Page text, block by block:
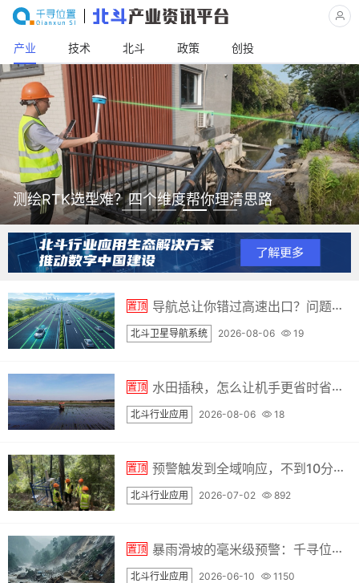
产业 技术 北斗 政策 创投
测绘RTK选型难？四个维度帮你理清思路
置顶 导航总让你错过高速出口？问题可能出在定位精度上
北斗卫星导航系统 2026-08-06 19
置顶 水田插秧，怎么让机手更省时省心？千耘QYX农机自动驾驶做到了
北斗行业应用 2026-08-06 18
置顶 预警触发到全域响应，不到10分钟 | 龙岩这处通车20年的高危边坡，装上了"北斗神经系统"
北斗行业应用 2026-07-02 892
置顶 暴雨滑坡的毫米级预警：千寻位置如何守护地灾安全防线
北斗行业应用 2026-06-10 1150